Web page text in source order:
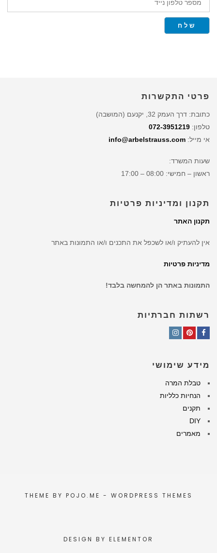
שלח
פרטי התקשרות
כתובת: דרך העמק 32, יקנעם (המושבה)
טלפון: 072-3951219
אי מייל: info@arbelstrauss.com
שעות המשרד:
ראשון – חמישי: 08:00 – 17:00
תקנון ומדיניות פרטיות
תקנון האתר
אין להעתיק ו/או לשכפל את התכנים ו/או התמונות באתר
מדיניות פרטיות
התמונות באתר הן להמחשה בלבד!
רשתות חברתיות
מידע שימושי
טבלת המרה
הנחיות כלליות
תקנים
DIY
מאמרים
THEME BY POJO.ME - WORDPRESS THEMES
DESIGN BY ELEMENTOR